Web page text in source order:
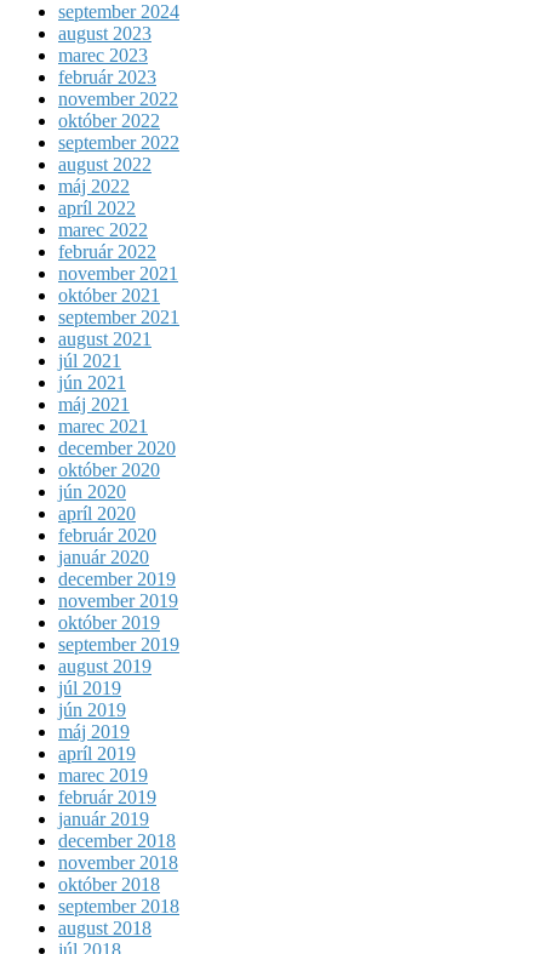
september 2024
august 2023
marec 2023
február 2023
november 2022
október 2022
september 2022
august 2022
máj 2022
apríl 2022
marec 2022
február 2022
november 2021
október 2021
september 2021
august 2021
júl 2021
jún 2021
máj 2021
marec 2021
december 2020
október 2020
jún 2020
apríl 2020
február 2020
január 2020
december 2019
november 2019
október 2019
september 2019
august 2019
júl 2019
jún 2019
máj 2019
apríl 2019
marec 2019
február 2019
január 2019
december 2018
november 2018
október 2018
september 2018
august 2018
júl 2018